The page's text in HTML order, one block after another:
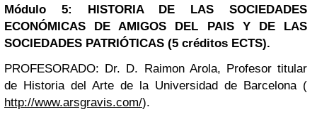
Módulo 5: HISTORIA DE LAS SOCIEDADES
ECONÓMICAS DE AMIGOS DEL PAIS Y DE LAS
SOCIEDADES PATRIÓTICAS (5 créditos ECTS).
PROFESORADO: Dr. D. Raimon Arola, Profesor titular
de Historia del Arte de la Universidad de Barcelona (
http://www.arsgravis.com/).